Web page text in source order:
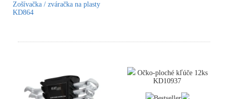
Zošívačka / zváračka na plasty
KD864
Očko-ploché kľúče 12ks
KD10937